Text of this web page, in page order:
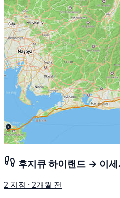
후지큐 하이랜드 → 이세
2 지점 · 2개월 전